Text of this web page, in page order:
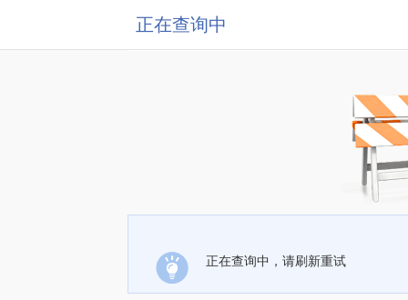
正在查询中
正在查询中，请刷新重试